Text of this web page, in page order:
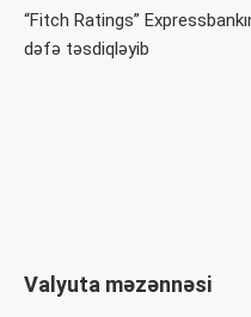
“Fitch Ratings”
dəfə təsdiqləyib
Valyuta məzənnəsi